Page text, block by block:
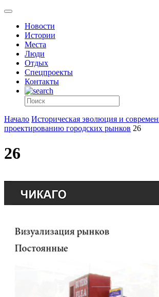
Новости
Истории
Места
Люди
Отдых
Спецпроекты
Контакты
Начало Историческая эволюция и
проектированию городских рынков 26
26